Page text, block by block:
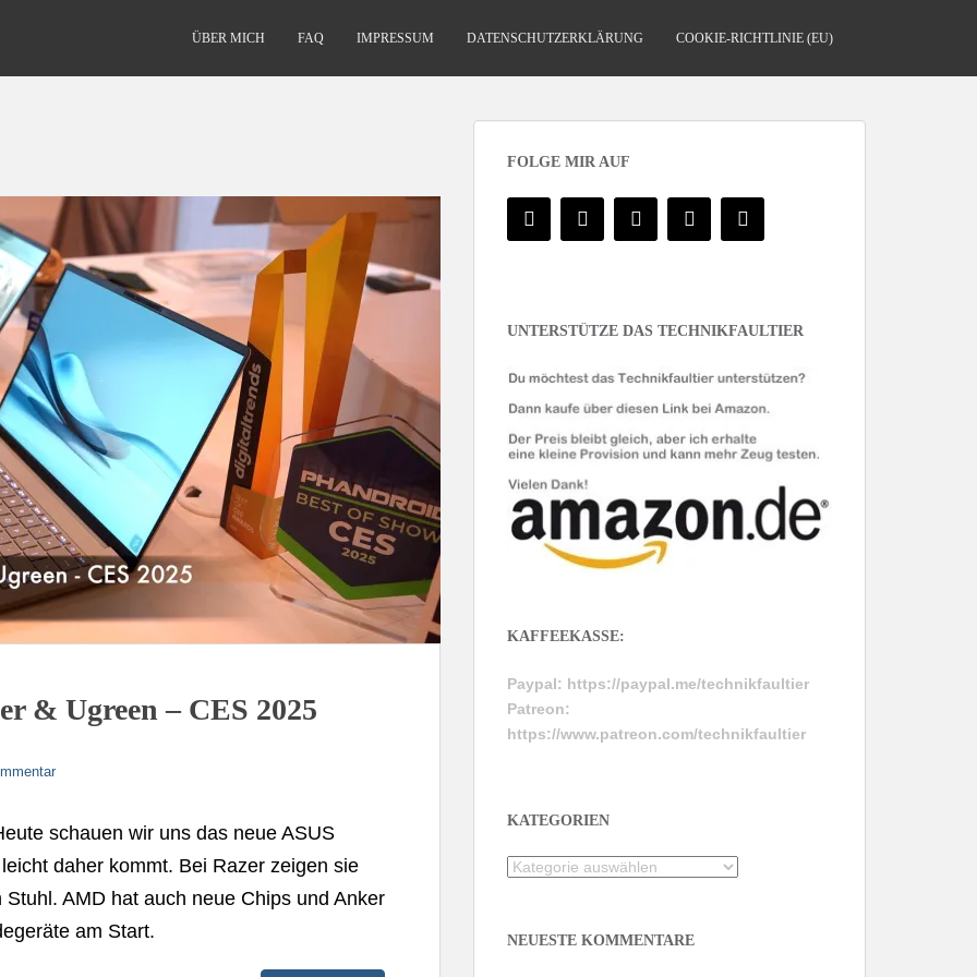
ÜBER MICH FAQ IMPRESSUM DATENSCHUTZERKLÄRUNG COOKIE-RICHTLINIE (EU)
& Ugreen – CES 2025
schauen wir uns das neue ASUS
daher kommt. Bei Razer zeigen sie
AMD hat auch neue Chips und Anker
am Start.
FOLGE MIR AUF
UNTERSTÜTZE DAS TECHNIKFAULTIER
KAFFEEKASSE:
Paypal: https://paypal.me/technikfaultier
Patreon:
https://www.patreon.com/technikfaultier
KATEGORIEN
Kategorien
NEUESTE KOMMENTARE